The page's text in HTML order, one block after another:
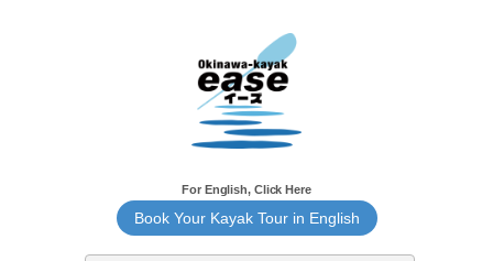
For English, Click Here
Book Your Kayak Tour in English